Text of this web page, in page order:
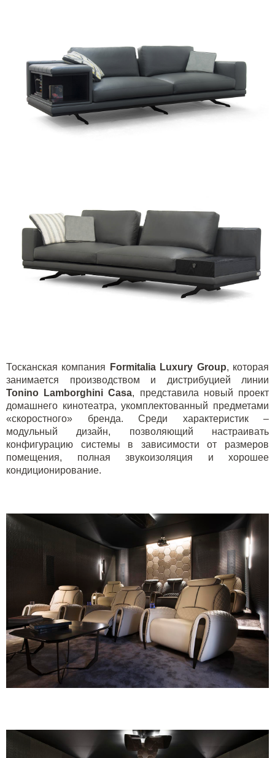
Тосканская компания Formitalia Luxury Group, которая
занимается производством и дистрибуцией линии
Tonino
Lamborghini Casa, представила новый проект
домашнего кинотеатра, укомплектованный предметами
«скоростного» бренда. Среди характеристик –
модульный дизайн, позволяющий настраивать
конфигурацию системы в зависимости от размеров
помещения, полная звукоизоляция и хорошее
кондиционирование.